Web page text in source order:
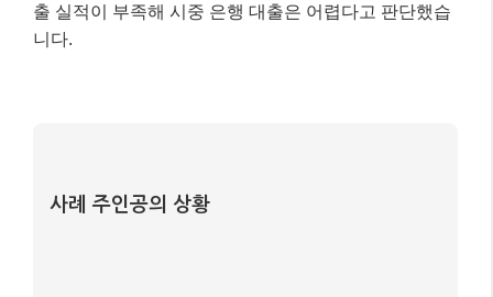
출 실적이 부족해 시중 은행 대출은 어렵다고 판단했습
니다.
사례 주인공의 상황